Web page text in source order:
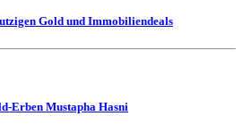
Gold und Immobiliendeals
Erben Mustapha Hasni